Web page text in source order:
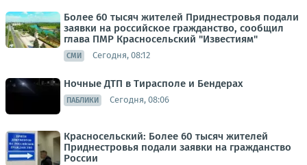
Более 60 тысяч жителей Приднестровья подали
заявки на российское гражданство, сообщил
глава ПМР Красносельский "Известиям"
СМИ Сегодня, 08:12
Ночные ДТП в Тирасполе и Бендерах
ПАБЛИКИ Сегодня, 08:06
Красносельский: Более 60 тысяч жителей
Приднестровья подали заявки на гражданство
России